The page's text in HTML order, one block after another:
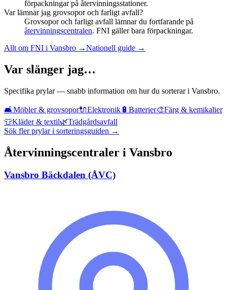
förpackningar på återvinningsstationer.
Var lämnar jag grovsopor och farligt avfall?
Grovsopor och farligt avfall lämnar du fortfarande på
återvinningscentralen. FNI gäller bara förpackningar.
Allt om FNI i Vansbro →Nationell guide →
Var slänger jag…
Specifika prylar — snabb information om hur du sorterar i Vansbro.
🛋️Möbler & grovsopor🔌Elektronik 🔋 Batterier🎨Färg & kemikalier
👕Kläder & textil🌿Trädgårdsavfall
Sök fler prylar i sorteringsguiden →
Återvinningscentraler i Vansbro
Vansbro Bäckdalen (ÅVC)